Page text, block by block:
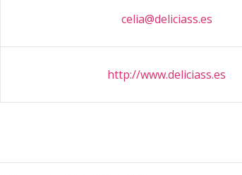
celia@deliciass.es
http://www.deliciass.es